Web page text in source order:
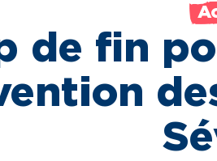
de fin